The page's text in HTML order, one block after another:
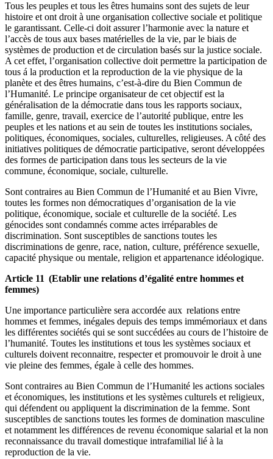
Tous les peuples et tous les êtres humains sont des sujets de leur
histoire et ont droit à une organisation collective sociale et politique
le garantissant. Celle-ci doit assurer l’harmonie avec la nature et
l’accès de tous aux bases matérielles de la vie, par le biais de
systèmes de production et de circulation basés sur la justice sociale.
A cet effet, l’organisation collective doit permettre la participation de
tous á la production et la reproduction de la vie physique de la
planète et des êtres humains, c’est-à-dire du Bien Commun de
l’Humanité. Le principe organisateur de cet objectif est la
généralisation de la démocratie dans tous les rapports sociaux,
famille, genre, travail, exercice de l’autorité publique, entre les
peuples et les nations et au sein de toutes les institutions sociales,
politiques, économiques, sociales, culturelles, religieuses. A côté des
initiatives politiques de démocratie participative, seront développées
des formes de participation dans tous les secteurs de la vie
commune, économique, sociale, culturelle.
Sont contraires au Bien Commun de l’Humanité et au Bien Vivre,
toutes les formes non démocratiques d’organisation de la vie
politique, économique, sociale et culturelle de la société. Les
génocides sont condamnés comme actes irréparables de
discrimination. Sont susceptibles de sanctions toutes les
discriminations de genre, race, nation, culture, préférence sexuelle,
capacité physique ou mentale, religion et appartenance idéologique.
Article 11 (Etablir une relations d’égalité entre hommes et
femmes)
Une importance particulière sera accordée aux relations entre
hommes et femmes, inégales depuis des temps immémoriaux et dans
les différentes sociétés qui se sont succédées au cours de l’histoire de
l’humanité. Toutes les institutions et tous les systèmes sociaux et
culturels doivent reconnaitre, respecter et promouvoir le droit à une
vie pleine des femmes, égale à celle des hommes.
Sont contraires au Bien Commun de l’Humanité les actions sociales
et économiques, les institutions et les systèmes culturels et religieux,
qui défendent ou appliquent la discrimination de la femme. Sont
susceptibles de sanctions toutes les formes de domination masculine
et notamment les différences de revenu économique salarial et la non
reconnaissance du travail domestique intrafamilial lié à la
reproduction de la vie.